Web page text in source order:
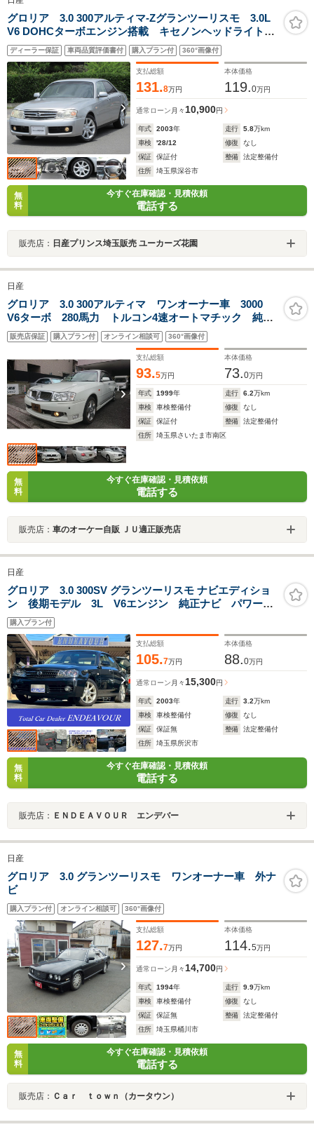
グロリア 3.0 300アルティマ-Zグランツーリスモ 3.0L
V6 DOHCターボエンジン搭載 キセノンヘッドライト
DVD方式ナビゲーションシステム 専用リモコンキ- 専
用17AW パワ-シ-ト
ディーラー保証 車両品質評価書付 購入プラン付 360°画像付
支払総額
131.8万円
本体価格
119.0万円
通常ローン 月々10,900円
年式 2003年 走行 5.8万km
車検
'28/12 修復
なし
保証
保証付 整備
法定整備付
住所
埼玉県深谷市
無
料
今すぐ在庫確認・見積依頼
電話する
販売店： 日産プリンス埼玉販売 ユーカーズ花園
日産
グロリア 3.0 300アルティマ ワンオーナー車 3000
V6ターボ 280馬力 トルコン4速オートマチック 純正
エアロパーツ メーカーOPキセノンライト リヤフォグ
ランプ コーナーセンサー キーレスエントリー
販売店保証 購入プラン付 オンライン相談可 360°画像付
支払総額
93.5万円
本体価格
73.0万円
年式 1999年 走行 6.2万km
車検
車検整備付 修復
なし
保証
保証付 整備
法定整備付
住所
埼玉県さいたま市南区
無
料
今すぐ在庫確認・見積依頼
電話する
販売店： 車のオーケー自販 ＪＵ適正販売店
日産
グロリア 3.0 300SV グランツーリスモ ナビエディショ
ン 後期モデル 3L V6エンジン 純正ナビ パワーシ
ート HID ETC 純正アルミ キーレス スペアキー
購入プラン付
支払総額
105.7万円
本体価格
88.0万円
通常ローン 月々15,300円
年式 2003年 走行 3.2万km
車検
車検整備付 修復
なし
保証
保証無 整備
法定整備付
住所
埼玉県所沢市
無
料
今すぐ在庫確認・見積依頼
電話する
販売店： ＥＮＤＥＡＶＯＵＲ エンデバー
日産
グロリア 3.0 グランツーリスモ ワンオーナー車 外ナ
ビ
購入プラン付 オンライン相談可 360°画像付
支払総額
127.7万円
本体価格
114.5万円
通常ローン 月々 14,700円
年式 1994年 走行 9.9万km
車検
車検整備付 修復
なし
保証
保証無 整備
法定整備付
住所
埼玉県桶川市
無
料
今すぐ在庫確認・見積依頼
電話する
販売店： Ｃａｒ ｔｏｗｎ（カータウン）